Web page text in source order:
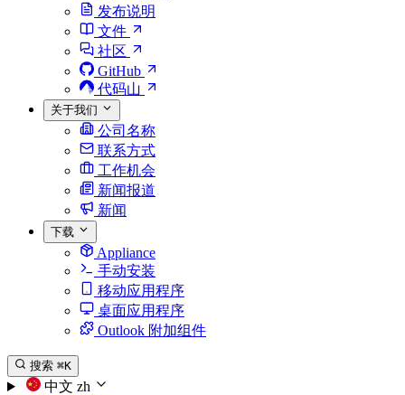
发布说明
文件
社区
GitHub
代码山
关于我们
公司名称
联系方式
工作机会
新闻报道
新闻
下载
Appliance
手动安装
移动应用程序
桌面应用程序
Outlook 附加组件
搜索 ⌘K
中文 zh